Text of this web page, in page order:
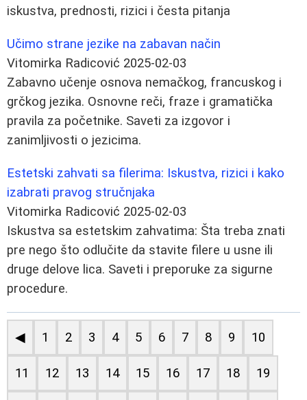
iskustva, prednosti, rizici i česta pitanja
Učimo strane jezike na zabavan način
Vitomirka Radicović 2025-02-03
Zabavno učenje osnova nemačkog, francuskog i
grčkog jezika. Osnovne reči, fraze i gramatička
pravila za početnike. Saveti za izgovor i
zanimljivosti o jezicima.
Estetski zahvati sa filerima: Iskustva, rizici i kako
izabrati pravog stručnjaka
Vitomirka Radicović 2025-02-03
Iskustva sa estetskim zahvatima: Šta treba znati
pre nego što odlučite da stavite filere u usne ili
druge delove lica. Saveti i preporuke za sigurne
procedure.
◀ 1 2 3 4 5 6 7 8 9 10
11 12 13 14 15 16 17 18 19